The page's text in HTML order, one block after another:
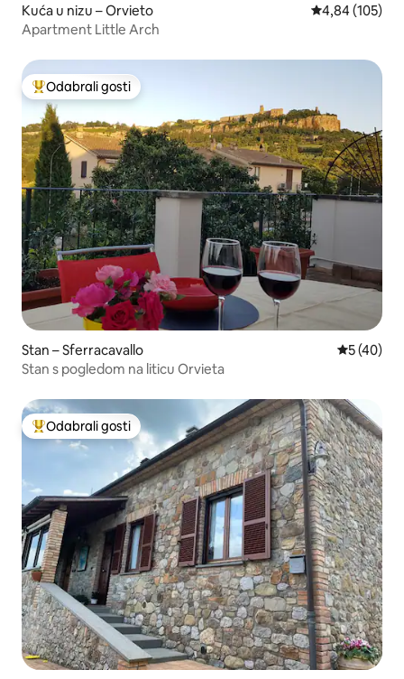
Kuća u nizu – Orvieto Prosječna
4,84 (105)
Apartment Little Arch
Među najviše rangiranima s oznakom „Odabrali gosti”
Odabrali gosti
Stan – Sferracavallo Prosječna
5 (40)
Stan s pogledom na liticu Orvieta
Među najviše rangiranima s oznakom „Odabrali gosti”
Odabrali gosti